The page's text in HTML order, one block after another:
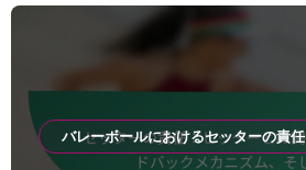
バレーボールにおけるセッターの責任